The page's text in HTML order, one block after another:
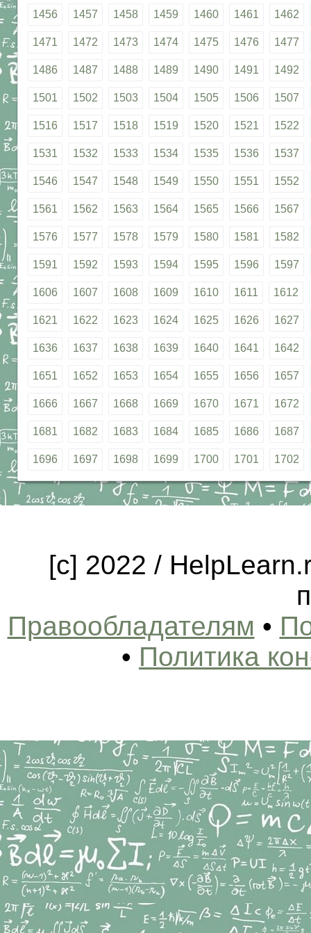
1456 1457 1458 1459 1460 1461 1462
1471 1472 1473 1474 1475 1476 1477
1486 1487 1488 1489 1490 1491 1492
1501 1502 1503 1504 1505 1506 1507
1516 1517 1518 1519 1520 1521 1522
1531 1532 1533 1534 1535 1536 1537
1546 1547 1548 1549 1550 1551 1552
1561 1562 1563 1564 1565 1566 1567
1576 1577 1578 1579 1580 1581 1582
1591 1592 1593 1594 1595 1596 1597
1606 1607 1608 1609 1610 1611 1612
1621 1622 1623 1624 1625 1626 1627
1636 1637 1638 1639 1640 1641 1642
1651 1652 1653 1654 1655 1656 1657
1666 1667 1668 1669 1670 1671 1672
1681 1682 1683 1684 1685 1686 1687
1696 1697 1698 1699 1700 1701 1702
[c] 2022 /
Правообладателям •
• Политика